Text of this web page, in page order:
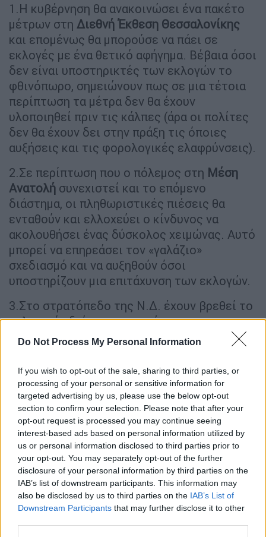
Do Not Process My Personal Information
If you wish to opt-out of the sale, sharing to third parties, or
processing of your personal or sensitive information for
targeted advertising by us, please use the below opt-out
section to confirm your selection. Please note that after your
opt-out request is processed you may continue seeing
interest-based ads based on personal information utilized by
us or personal information disclosed to third parties prior to
your opt-out. You may separately opt-out of the further
disclosure of your personal information by third parties on the
IAB’s list of downstream participants. This information may
also be disclosed by us to third parties on the IAB’s List of
Downstream Participants that may further disclose it to other
1.Η κυβέρνηση θα ανακοινώσει ένα πακέτο
μέτρων στη Διεθνή Έκθεση Θεσσαλονίκης
και επομένως θα μπορούσε να πάει σε
εκλογές με ένα θετικό αφήγημα. Βέβαια όσοι
δεν είναι υποστηρικτές των εκλογών το
φθινόπωρο, σημειώνουν πως σε μια τέτοια
περίπτωση τα μέτρα δεν θα έχουν
υλοποιηθεί πριν τις κάλπες (άρα οι πολίτες
δεν θα έχουν δει στην πράξη τις όποιες
αυξήσεις και τις φορολογικές ελαφρύνσεις).
2.Σε περίπτωση που ο πόλεμος στη Μέση
Ανατολή συνεχιστεί και το επόμενο
διάστημα, οι πληθωριστικές πιέσεις θα
ενταθούν και ελλοχεύει ο κίνδυνος να
ακολουθήσει ένας δύσκολος χειμώνας. Αυτό
μπορεί να επηρεάσει τον «γαλάζιο»
σχεδιασμό και να αυξηθούν όσοι
υποστηρίζουν μια επιτάχυνση των εκλογών.
3.Στο στρατόπεδο της Ν.Δ. έχουν βρεθεί το
τελευταίο διάστημα αντιμέτωποι με
δύσκολα θέματα και η πίεση της
αντιπολίτευσης εντείνεται (για τις
υποκλοπές, τις παρακολουθήσεις κ.α.).
Μάλιστα τα σενάρια για νέες δικογραφίες
για τον ΟΠΕΚΕΠΕ έχουν αναζωπυρωθεί και
μένει να φανεί ποιες θα είναι οι εξελίξεις το
επόμενο διάστημα. Μέσα σε αυτό το τοπίο
δεν είναι λίγοι οι «γαλάζιοι» που λένε πως
αν υπάρξει ανοιχτός ορίζοντας το
φθινόπωρο η κυβέρνηση θα μπορούσε να
πάει σε κάλπες και να μην αφήσει χώρο στην
αντιπολίτευση να εντείνει την πίεση.